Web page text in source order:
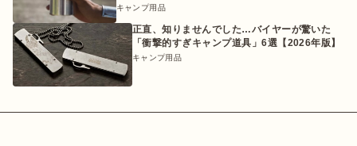
キャンプ用品
正直、知りませんでした…バイヤーが驚いた
「衝撃的すぎキャンプ道具」6選【2026年版】
キャンプ用品